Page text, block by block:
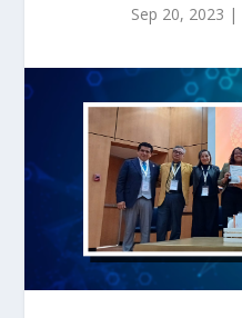
Sep 20, 2023 |